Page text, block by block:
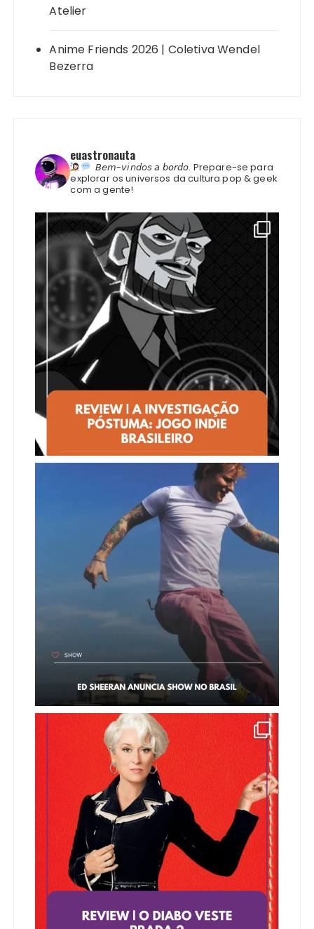
Atelier
Anime Friends 2026 | Coletiva Wendel
Bezerra
euastronauta
𝘉𝘦𝘮-𝘷𝘪𝘯𝘥𝘰𝘴 𝘢 𝘣𝘰𝘳𝘥𝘰. Prepare-se para
explorar os universos da cultura pop & geek
com a gente!